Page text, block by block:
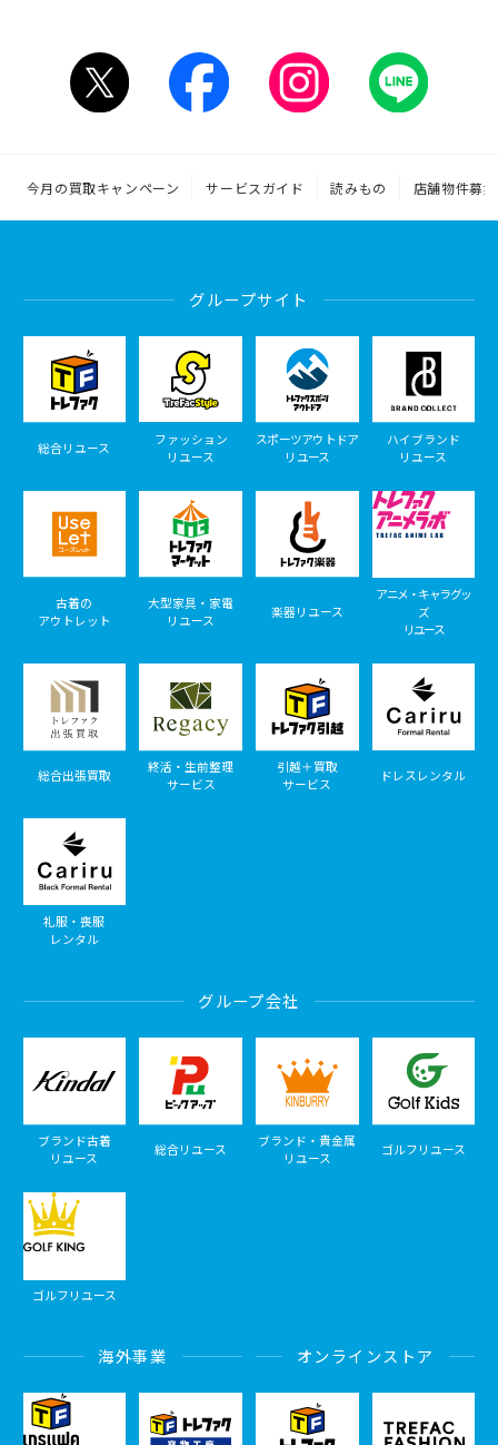
今月の買取キャンペーン サービスガイド 読みもの 店舗物件募集
グループサイト
総合リユース
ファッション
リユース
スポーツアウトドア
リユース
ハイブランド
リユース
古着の
アウトレット
大型家具・家電
リユース
楽器リユース
アニメ・キャラグッ
ズ
リユース
総合出張買取
終活・生前整理
サービス
引越＋買取
サービス
ドレスレンタル
礼服・喪服
レンタル
グループ会社
ブランド古着
リユース
総合リユース
ブランド・貴金属
リユース
ゴルフリユース
ゴルフリユース
海外事業 オンラインストア